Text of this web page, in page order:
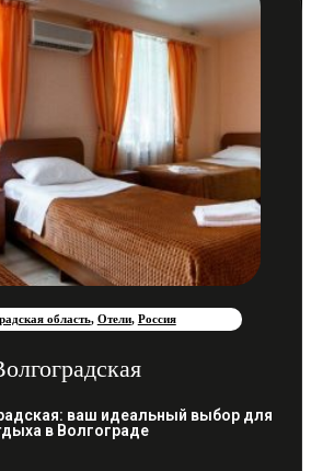
область, Отели, Россия
ваш идеальный выбор для
в Волгограде